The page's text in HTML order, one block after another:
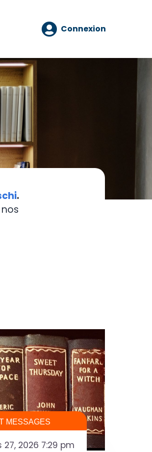
Connexion
.
MESSAGES
2026 7:29 pm